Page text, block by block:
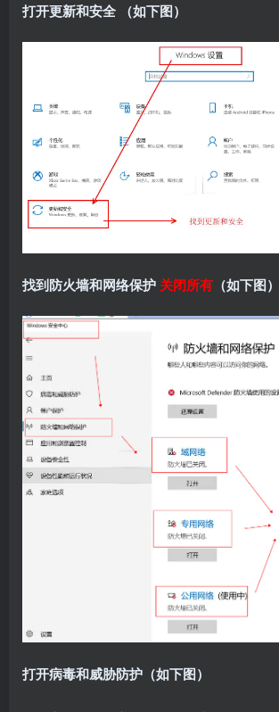
打开更新和安全 （如下图）
找到防火墙和网络保护 关闭所有 （如下图）
打开病毒和威胁防护（如下图）